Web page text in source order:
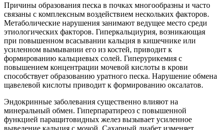
Причины образования песка в почках многообразны и часто
связаны с комплексным воздействием нескольких факторов.
Метаболические нарушения занимают ведущее место среди
этиологических факторов. Гиперкальциурия, возникающая
при повышенном всасывании кальция в кишечнике или
усиленном вымывании его из костей, приводит к
формированию кальциевых солей. Гиперурикемия с
повышением концентрации мочевой кислоты в крови
способствует образованию уратного песка. Нарушение обмена
щавелевой кислоты приводит к формированию оксалатов.
Эндокринные заболевания существенно влияют на
минеральный обмен. Гиперпаратиреоз с повышенной
функцией паращитовидных желез вызывает усиленное
выведение кальция с мочой. Сахарный диабет изменяет